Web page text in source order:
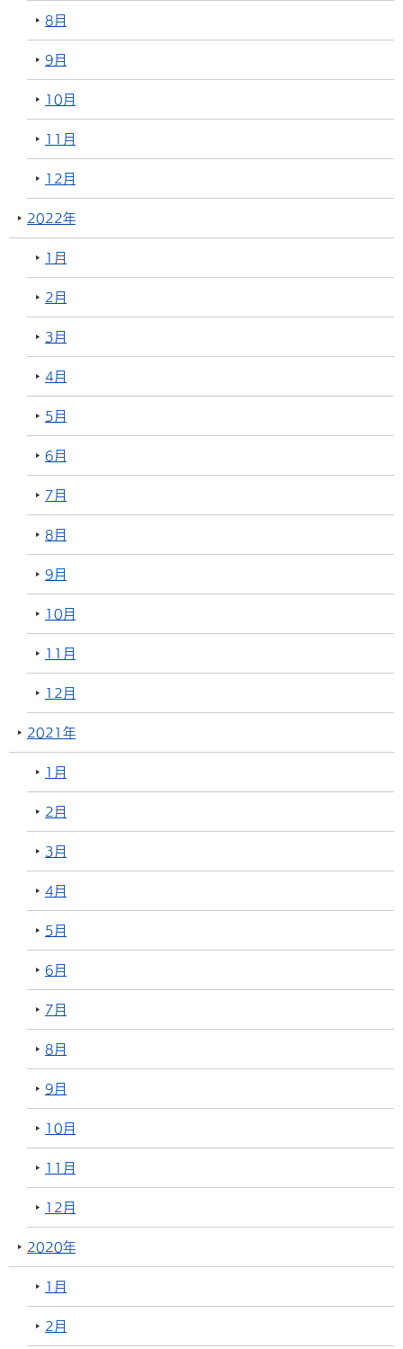
8月
9月
10月
11月
12月
2022年
1月
2月
3月
4月
5月
6月
7月
8月
9月
10月
11月
12月
2021年
1月
2月
3月
4月
5月
6月
7月
8月
9月
10月
11月
12月
2020年
1月
2月